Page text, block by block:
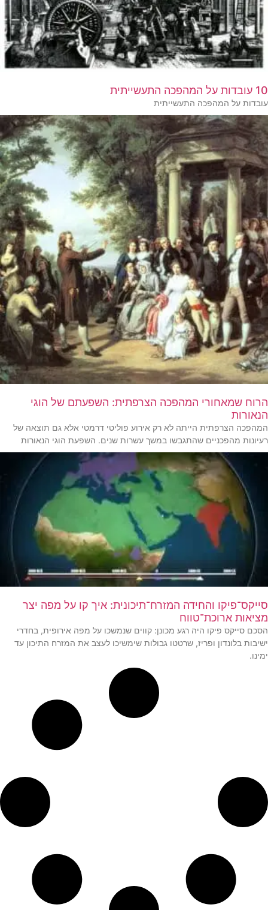
10 עובדות על המהפכה התעשייתית
עובדות על המהפכה התעשייתית
הרוח שמאחורי המהפכה הצרפתית: השפעתם של הוגי
הנאורות
המהפכה הצרפתית הייתה לא רק אירוע פוליטי דרמטי אלא גם תוצאה של
רעיונות מהפכניים שהתגבשו במשך עשרות שנים. השפעת הוגי הנאורות
סייקס־פיקו והחידה המזרח־תיכונית: איך קו על מפה יצר
מציאות ארוכת־טווח
הסכם סייקס פיקו היה רגע מכונן: קווים שנמשכו על מפה אירופית, בחדרי
ישיבות בלונדון ופריז, שרטטו גבולות שימשיכו לעצב את המזרח התיכון עד
ימינו.